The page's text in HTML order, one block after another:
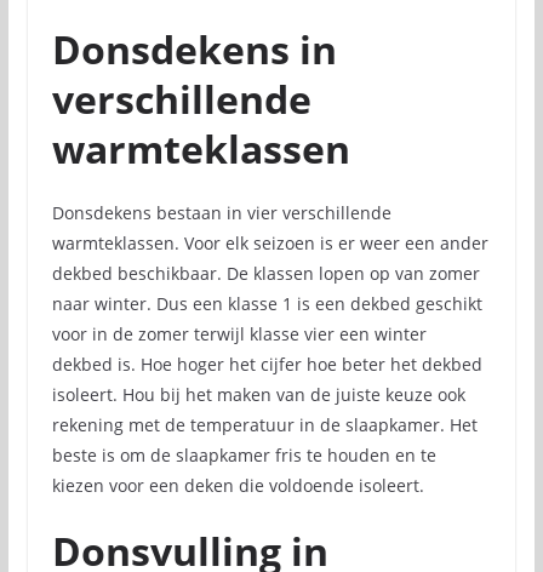
Donsdekens in
verschillende
warmteklassen
Donsdekens bestaan in vier verschillende
warmteklassen. Voor elk seizoen is er weer een ander
dekbed beschikbaar. De klassen lopen op van zomer
naar winter. Dus een klasse 1 is een dekbed geschikt
voor in de zomer terwijl klasse vier een winter
dekbed is. Hoe hoger het cijfer hoe beter het dekbed
isoleert. Hou bij het maken van de juiste keuze ook
rekening met de temperatuur in de slaapkamer. Het
beste is om de slaapkamer fris te houden en te
kiezen voor een deken die voldoende isoleert.
Donsvulling in